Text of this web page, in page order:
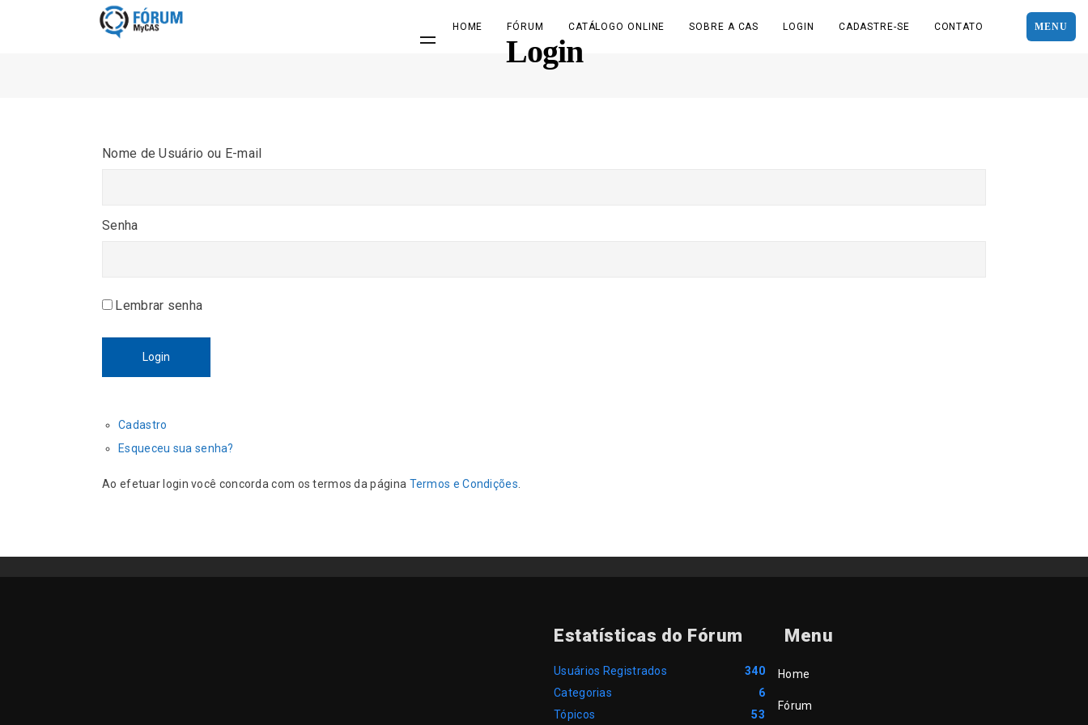
MENU
HOME FÓRUM CATÁLOGO ONLINE SOBRE A CAS LOGIN CADASTRE-SE CONTATO
Login
Nome de Usuário ou E-mail
Senha
Lembrar senha
Login
Cadastro
Esqueceu sua senha?
Ao efetuar login você concorda com os termos da página Termos e Condições
Estatísticas do Fórum
Usuários Registrados
340
Categorias
6
Tópicos
53
Menu
Home
Fórum